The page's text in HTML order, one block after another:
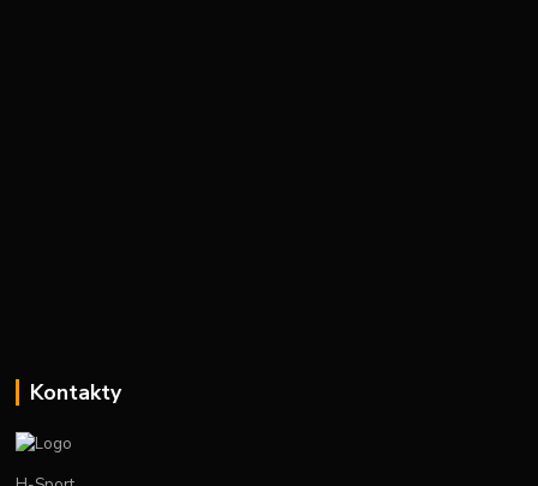
Kontakty